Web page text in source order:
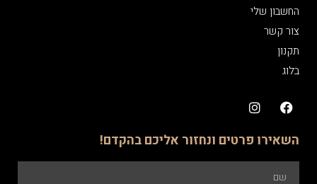
החשבון שלי
צור קשר
תקנון
בלוג
השאירו פרטים ונחזור אליכם בהקדם!